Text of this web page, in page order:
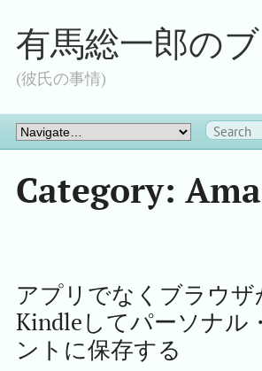
有馬総一郎の
(彼氏の事情)
Category:
アプリでなくブラウザ
Kindleしてパーソナル
ントに保存する